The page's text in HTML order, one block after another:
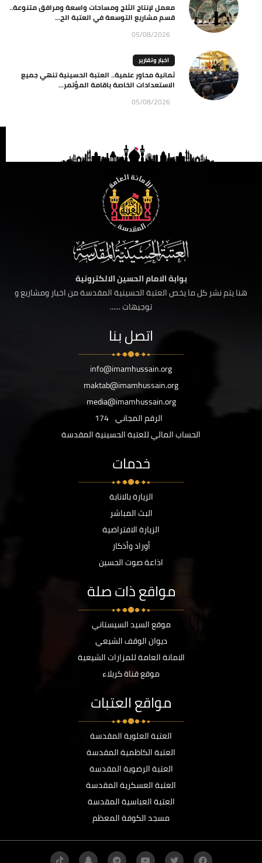
معمل لإنتاج الثلج ومساحات واسعة ومرافق متنوعة..
قسم مشاريع التوسعة في العتبة الح...
05/08/2026
اخبار وتقارير
ثمانية محاور علمية.. العتبة الحسينية تنهي جميع
الاستعدادات الخاصة باقامة المؤتمر...
05/08/2026
بوابة الامام الحسين الالكترونية
هنا يتم نشر كل ما يخص العتبة الحسينية المقدسة من اخبار ومشاريع و
توجيهات ......
اتصل بنا
info@imamhussain.org
maktab@imamhussain.org
media@imamhussain.org
الرقم المجاني 174
الحساب المالي للعتبة الحسينية المقدسة
خدمات
الزيارة بالانابة
البث المباشر
الزيارة الافتراضية
أوراد وأذكار
اذاعة صوت الحسين
مواقع ذات صلة
موقع السيد السيستاني
ديوان الوقف الشيعي
الامانة العامة للمزارات الشيعية
موقع قناة كربلاء
مواقع العتبات
العتبة العلوية المقدسة
العتبة الكاظمية المقدسة
العتبة الرضوية المقدسة
العتبة العسكرية المقدسة
العتبة العباسية المقدسة
مسجد الكوفة المعظم